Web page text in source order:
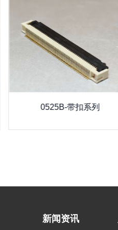
0525B-带扣系列
新闻资讯